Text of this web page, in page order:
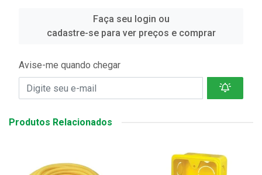
Faça seu login ou
cadastre-se para ver preços e comprar
Avise-me quando chegar
Produtos Relacionados